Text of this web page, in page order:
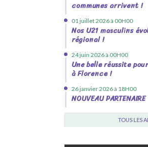
communes arrivent !
01 juillet 2026 à 00H00
Nos U21 masculins
régional !
24 juin 2026 à 00H00
Une belle réussite
à Florence !
26 janvier 2026 à 18H00
NOUVEAU PARTENAIRE
TOUS LES